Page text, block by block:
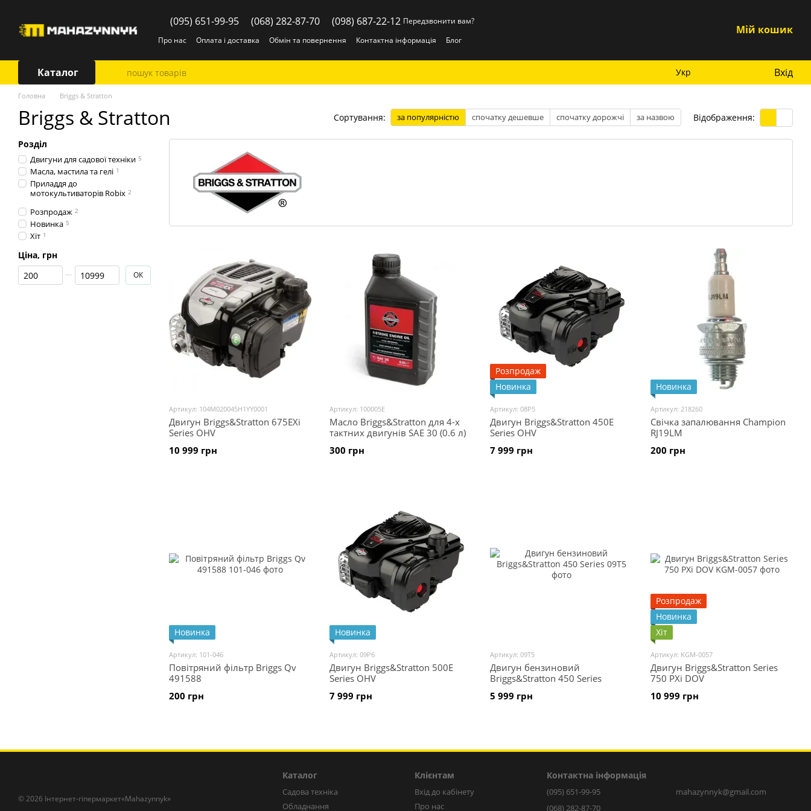
(095) 651-99-95 (068) 282-87-70 (098) 687-22-12 Передзвонити вам?
Про нас
Оплата і доставка Обмін та повернення Контактна інформація Блог
Мій кошик
Каталог Укр Вхід
Головна Briggs & Stratton
Briggs & Stratton Сортування: за популярністю спочатку дешевше спочатку дорожчі за назвою Відображення:
Артикул: 104M020045H1YY0001
Двигун Briggs&Stratton 675EXi
Series OHV
10 999 грн
Артикул: 100005E
Масло Briggs&Stratton для 4-х
тактних двигунів SAE 30 (0.6 л)
300 грн
Розпродаж
Новинка
Артикул: 08P5
Двигун Briggs&Stratton 450E
Series OHV
7 999 грн
Новинка
Артикул: 218260
Свічка запалювання Champion
RJ19LM
200 грн
Новинка
Артикул: 101-046
Повітряний фільтр Briggs Qv
491588
200 грн
Новинка
Артикул: 09P6
Двигун Briggs&Stratton 500E
Series OHV
7 999 грн
Артикул: 09Т5
Двигун бензиновий
Briggs&Stratton 450 Series
5 999 грн
Розпродаж
Новинка
Хіт
Артикул: KGM-0057
Двигун Briggs&Stratton Series
750 PXi DOV
10 999 грн
Розділ
Двигуни для садової техніки 5
Масла, мастила та гелі 1
Приладдя до
мотокультиваторів Robix 2
Розпродаж 2
Новинка 5
Хіт 1
Ціна, грн
Від Ціна, грн
До Ціна, грн ОК
© 2026 Інтернет-гіпермаркет«Mahazynnyk»
Каталог
Садова техніка
Обладнання
Клієнтам
Вхід до кабінету
Про нас
Контактна інформація
(095) 651-99-95
(068) 282-87-70
mahazynnyk@gmail.com